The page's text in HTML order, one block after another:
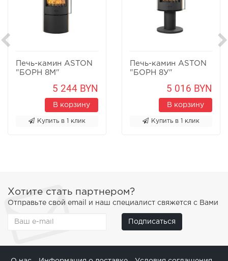
Печь-камин ASTON
"БОРН 8М"
5 244 BYN
В корзину
Купить в 1 клик
Печь-камин ASTON
"БОРН 8У"
5 016 BYN
В корзину
Купить в 1 клик
Хотите стать партнером?
Отправьте свой email и наш специалист свяжется с Вами
Подписаться